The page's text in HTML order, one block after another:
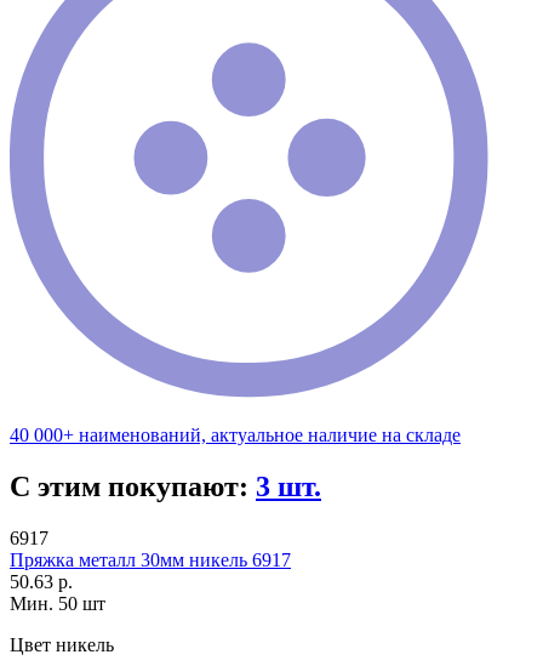
40 000+ наименований, актуальное наличие на складе
С этим покупают: 3 шт.
6917
Пряжка металл 30мм никель 6917
50.63 р.
Мин. 50 шт
Цвет никель